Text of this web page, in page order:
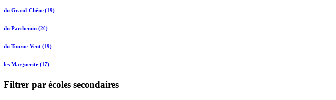
du Grand-Chêne (19)
du Parchemin (26)
du Tourne-Vent (19)
les Marguerite (17)
Filtrer par écoles secondaires